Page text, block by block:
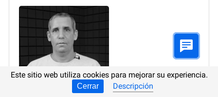
Este sitio web utiliza cookies para mejorar su experiencia.
Cerrar Descripción